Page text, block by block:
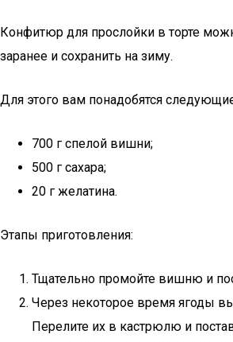
Конфитюр для прослойки в торте
заранее и сохранить на зиму.
Для этого вам понадобятся
700 г спелой вишни;
500 г сахара;
20 г желатина.
Этапы приготовления:
Тщательно промойте вишню и
Через некоторое время ягоды
Перелите их в кастрюлю и